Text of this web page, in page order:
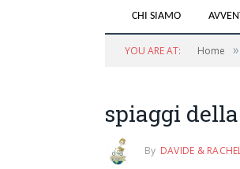
CHI SIAMO
YOU ARE AT: Home »
spiaggi
By DAVIDE &